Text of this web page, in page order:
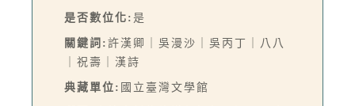
是否數位化: 是
關鍵詞: 許漢卿｜吳漫沙｜吳丙丁｜八八
｜祝壽｜漢詩
典藏單位: 國立臺灣文學館